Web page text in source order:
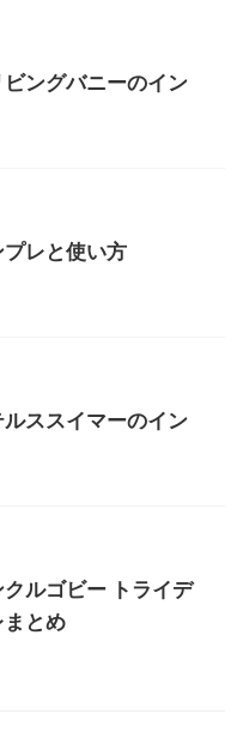
ングバニーのイン
プレと使い方
ススイマーのイン
ルゴビー トライデ
まとめ